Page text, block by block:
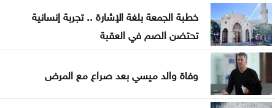
إلى حين ترحيلهم
مستوطنون يواصلون حصار منزل في جنوب نابلس
لليوم الثاني
خطبة الجمعة بلغة الإشارة .. تجربة إنسانية
تحتضن الصم في العقبة
وفاة والد ميسي بعد صراع مع المرض